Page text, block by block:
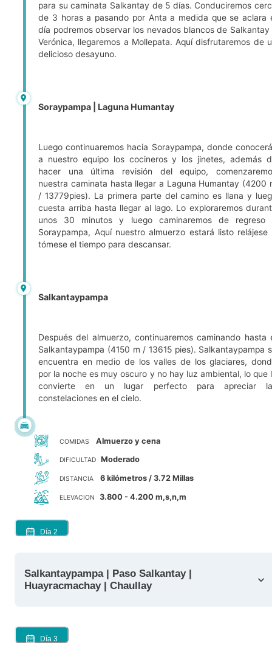
para su caminata Salkantay de 5 días. Conduciremos
de 3 horas a pasando por Anta a medida que se aclara
día podremos observar los nevados blancos de Salkantay
Verónica, llegaremos a Mollepata. Aquí disfrutaremos de
delicioso desayuno.
Soraypampa | Laguna Humantay
Luego continuaremos hacia Soraypampa, donde
a nuestro equipo los cocineros y los jinetes, además
hacer una última revisión del equipo,
nuestra caminata hasta llegar a Laguna Humantay (4200
/ 13779pies). La primera parte del camino es llana y
cuesta arriba hasta llegar al lago. Lo exploraremos
unos 30 minutos y luego caminaremos de regreso
Soraypampa, Aquí nuestro almuerzo estará listo relájese
tómese el tiempo para descansar.
Salkantaypampa
Después del almuerzo, continuaremos caminando hasta
Salkantaypampa (4150 m / 13615 pies). Salkantaypampa
encuentra en medio de los valles de los glaciares,
por la noche es muy oscuro y no hay luz ambiental, lo que
convierte en un lugar perfecto para apreciar
constelaciones en el cielo.
COMIDAS Almuerzo y cena
DIFICULTAD Moderado
DISTANCIA 6 kilómetros / 3.72 Millas
ELEVACION 3.800 - 4.200 m,s,n,m
Día 2
Salkantaypampa | Paso Salkantay |
Huayracmachay | Chaullay
Día 3